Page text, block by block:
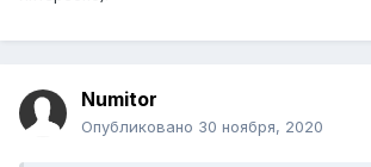
Numitor
Опубликовано 30 ноября, 2020